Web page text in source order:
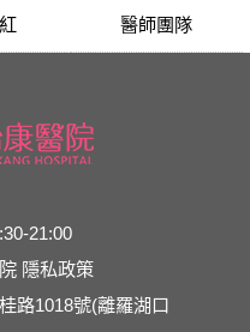
醫師團隊
21:00
隱私政策
路1018號(離羅湖口